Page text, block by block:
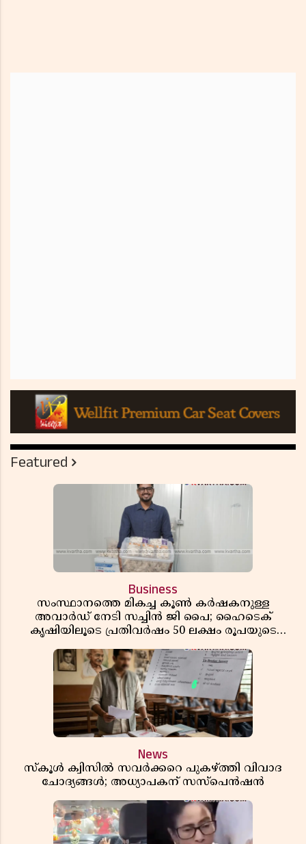
Featured
Business
സംസ്ഥാനത്തെ മികച്ച കൂൺ കർഷകനുള്ള
അവാർഡ് നേടി സച്ചിൻ ജി പൈ; ഹൈടെക്
കൃഷിയിലൂടെ പ്രതിവർഷം 50 ലക്ഷം രൂപയുടെ
News
സ്കൂൾ ക്വിസിൽ സവർക്കറെ പുകഴ്ത്തി വിവാദ
ചോദ്യങ്ങൾ; അധ്യാപകന് സസ്പെൻഷൻ